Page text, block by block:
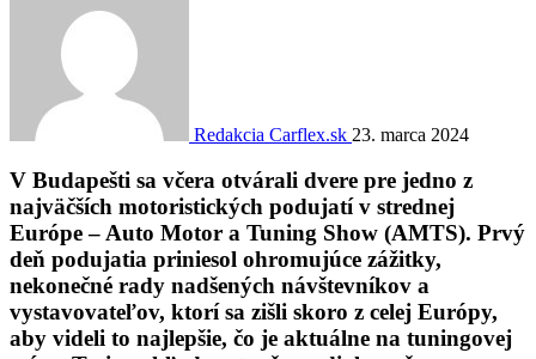
Redakcia Carflex.sk 23. marca 2024
V Budapešti sa včera otvárali dvere pre jedno z
najväčších motoristických podujatí v strednej
Európe – Auto Motor a Tuning Show (AMTS). Prvý
deň podujatia priniesol ohromujúce zážitky,
nekonečné rady nadšených návštevníkov a
vystavovateľov, ktorí sa zišli skoro z celej Európy,
aby videli to najlepšie, čo je aktuálne na tuningovej